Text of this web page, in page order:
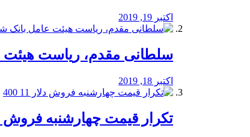
اکتبر 19, 2019
سلطانی مقدم، ریاست هیئت
اکتبر 18, 2019
تکرار قیمت چهارشنبه فروش دلار